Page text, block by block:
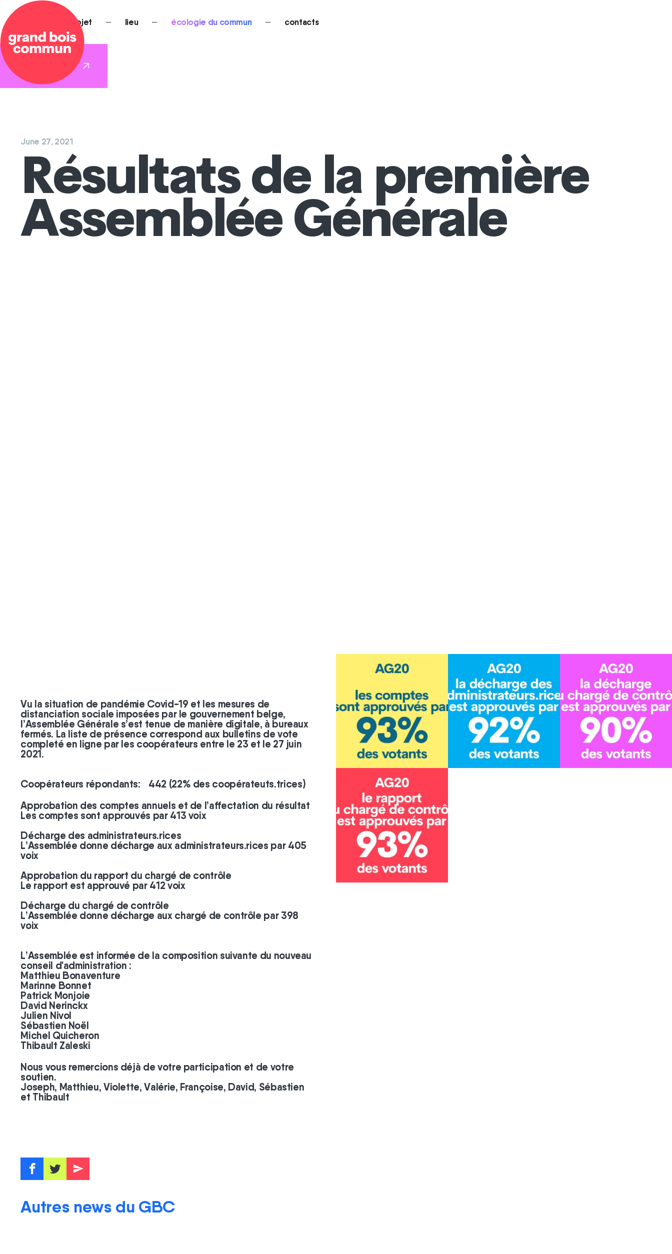
projet — lieu — écologie du commun — contacts
REJOINS-NOUS >
June 27, 2021
Résultats de la première
Assemblée Générale
Vu la situation de pandémie Covid-19 et les mesures de
distanciation sociale imposées par le gouvernement belge,
l’Assemblée Générale s’est tenue de manière digitale, à bureaux
fermés. La liste de présence correspond aux bulletins de vote
completé en ligne par les coopérateurs entre le 23 et le 27 juin
2021.
Coopérateurs répondants: 442 (22% des coopérateuts.trices)
Approbation des comptes annuels et de l’affectation du résultat
Les comptes sont approuvés par 413 voix
Décharge des administrateurs.rices
L’Assemblée donne décharge aux administrateurs.rices par 405
voix
Approbation du rapport du chargé de contrôle
Le rapport est approuvé par 412 voix
Décharge du chargé de contrôle
L’Assemblée donne décharge aux chargé de contrôle par 398
voix
L’Assemblée est informée de la composition suivante du nouveau
conseil d'administration :
Matthieu Bonaventure
Marinne Bonnet
Patrick Monjoie
David Nerinckx
Julien Nivol
Sébastien Noël
Michel Quicheron
Thibault Zaleski
Nous vous remercions déjà de votre participation et de votre
soutien.
Joseph, Matthieu, Violette, Valérie, Françoise, David, Sébastien
et Thibault
f t e
Autres news du GBC